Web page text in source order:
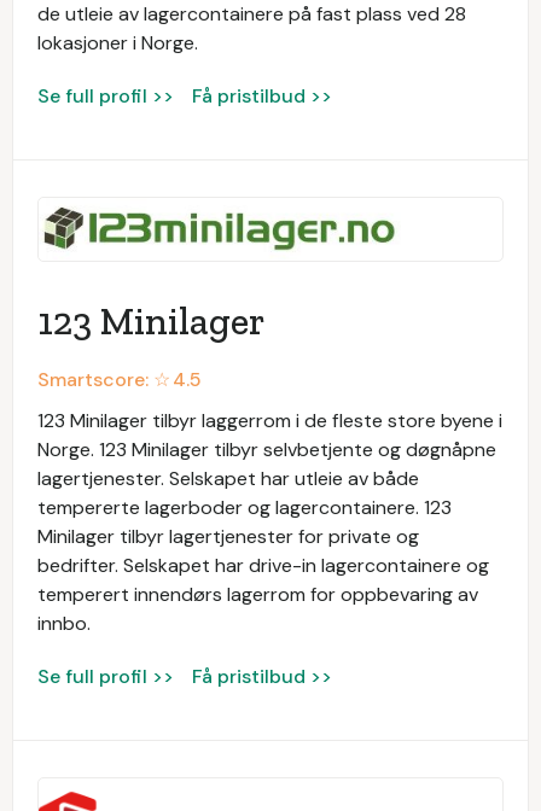
de utleie av lagercontainere på fast plass ved 28
lokasjoner i Norge.
Se full profil >> Få pristilbud >>
123 Minilager
Smartscore: ☆4.5
123 Minilager tilbyr laggerrom i de fleste store byene i
Norge. 123 Minilager tilbyr selvbetjente og døgnåpne
lagertjenester. Selskapet har utleie av både
tempererte lagerboder og lagercontainere. 123
Minilager tilbyr lagertjenester for private og
bedrifter. Selskapet har drive-in lagercontainere og
temperert innendørs lagerrom for oppbevaring av
innbo.
Se full profil >> Få pristilbud >>